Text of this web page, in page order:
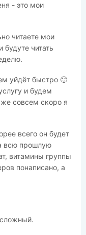
- это мои
читаете мои
будуте читать
уйдёт быстро 🙂
и будем
совсем скоро я
всего он будет
всю прошлую
витамины группы
понаписано, а